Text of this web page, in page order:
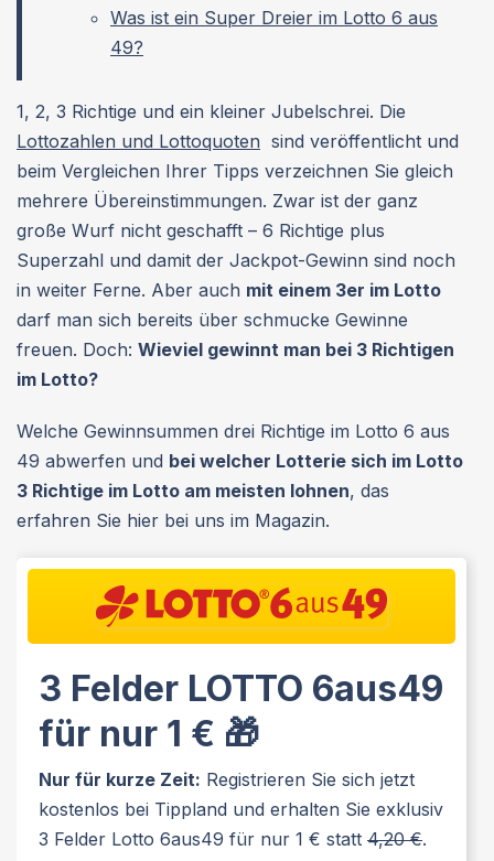
Was ist ein Super Dreier im Lotto 6 aus
49?
1, 2, 3 Richtige und ein kleiner Jubelschrei. Die
Lottozahlen und Lottoquoten sind veröffentlicht und
beim Vergleichen Ihrer Tipps verzeichnen Sie gleich
mehrere Übereinstimmungen. Zwar ist der ganz
große Wurf nicht geschafft – 6 Richtige plus
Superzahl und damit der Jackpot-Gewinn sind noch
in weiter Ferne. Aber auch mit einem 3er im Lotto
darf man sich bereits über schmucke Gewinne
freuen. Doch: Wieviel gewinnt man bei 3 Richtigen
im Lotto?
Welche Gewinnsummen drei Richtige im Lotto 6 aus
49 abwerfen und bei welcher Lotterie sich im Lotto
3 Richtige im Lotto am meisten lohnen, das
erfahren Sie hier bei uns im Magazin.
3 Felder LOTTO 6aus49
für nur 1 € 🎁
Nur für kurze Zeit: Registrieren Sie sich jetzt
kostenlos bei Tippland und erhalten Sie exklusiv
3 Felder Lotto 6aus49 für nur 1 € statt 4,20 €.